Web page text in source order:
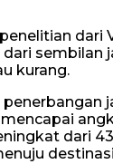
dari
sembilan
kurang.
dari